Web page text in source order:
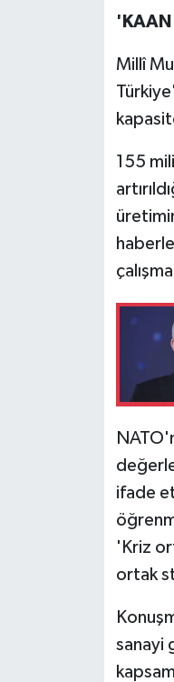
'KAAN
Millî
155
ifade
'Kriz
ortak
sanayi